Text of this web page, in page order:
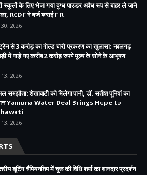
स्कूलों के लिए भेजा गया दुग्ध पाउडर अवैध रूप से बाहर ले जाने
RCDF ने दर्ज कराई FIR
30, 2026
से 3 करोड़ का गोल्ड चोरी प्रकरण का खुलासा: नवलगढ़
में गाड़े गए करीब 2 करोड़ रुपये मूल्य के सोने के आभूषण
13, 2026
समझौता: शेखावाटी को मिलेगा पानी, डॉ. सतीश पूनियां का
Yamuna Water Deal Brings Hope to
13, 2026
शूटिंग चैंपियनशिप में चूरू की विधि शर्मा का शानदार प्रदर्शन